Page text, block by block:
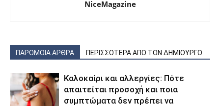
NiceMagazine
ΠΑΡΟΜΟΙΑ ΑΡΘΡΑ ΠΕΡΙΣΣΟΤΕΡΑ ΑΠΟ ΤΟΝ ΔΗΜΙΟΥΡΓΟ
Καλοκαίρι και αλλεργίες: Πότε
απαιτείται προσοχή και ποια
συμπτώματα δεν πρέπει να